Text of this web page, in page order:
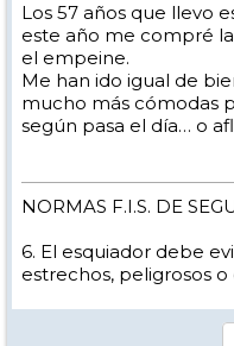
Los 57 años que llevo
este año me compré
el empeine.
Me han ido igual de
mucho más cómodas
según pasa el día… o
NORMAS F.I.S. DE
6. El esquiador debe
estrechos, peligrosos o